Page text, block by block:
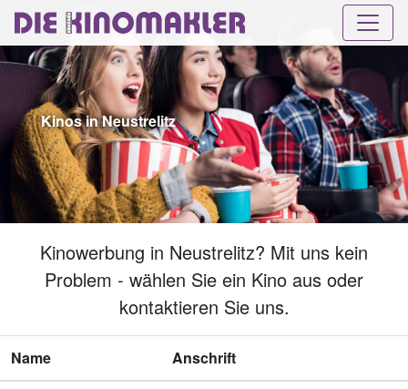
Kinos in Neustrelitz
Kinowerbung in Neustrelitz? Mit uns kein
Problem - wählen Sie ein Kino aus oder
kontaktieren Sie uns.
Name Anschrift